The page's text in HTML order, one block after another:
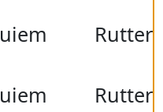
Rutter
Rutter